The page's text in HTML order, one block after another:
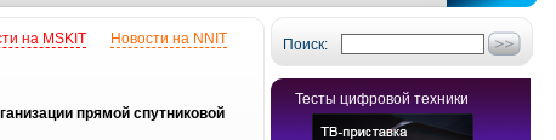
Поиск:
Тесты цифровой техники
Новости на NNIT
на MSKIT
прямой спутниковой